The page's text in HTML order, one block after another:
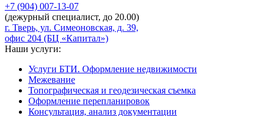
+7 (904) 007-13-07
(дежурный специалист, до 20.00)
г. Тверь, ул. Симеоновская, д. 39,
офис 204 (БЦ «Капитал»)
Наши услуги:
Услуги БТИ. Оформление недвижимости
Межевание
Топографическая и геодезическая съемка
Оформление перепланировок
Консультация, анализ документации